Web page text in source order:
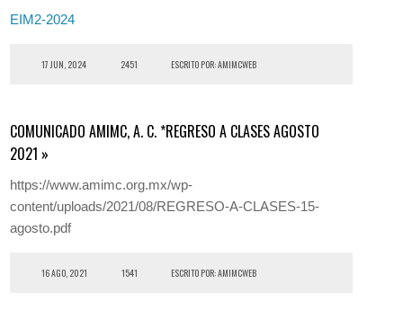
EIM2-2024
17 JUN, 2024 2451 ESCRITO POR: AMIMCWEB
COMUNICADO AMIMC, A. C. *REGRESO A CLASES AGOSTO
2021 »
https://www.amimc.org.mx/wp-
content/uploads/2021/08/REGRESO-A-CLASES-15-
agosto.pdf
16 AGO, 2021 1541 ESCRITO POR: AMIMCWEB